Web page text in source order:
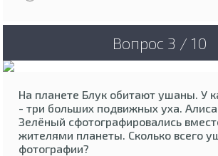
Вопрос 3 / 10
На планете Блук обитают ушаны. У
- три больших подвижных уха.
Зелёный сфотографировались
жителями планеты. Сколько всего
фотографии?